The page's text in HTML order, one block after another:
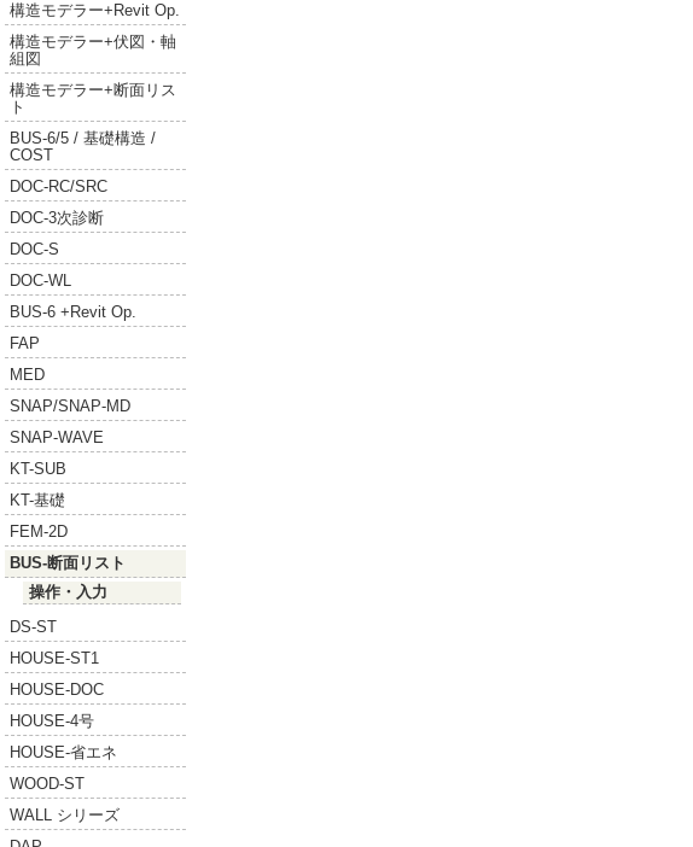
構造モデラー+Revit Op.
構造モデラー+伏図・軸
組図
構造モデラー+断面リス
ト
BUS-6/5 / 基礎構造 /
COST
DOC-RC/SRC
DOC-3次診断
DOC-S
DOC-WL
BUS-6 +Revit Op.
FAP
MED
SNAP/SNAP-MD
SNAP-WAVE
KT-SUB
KT-基礎
FEM-2D
BUS-断面リスト
操作・入力
DS-ST
HOUSE-ST1
HOUSE-DOC
HOUSE-4号
HOUSE-省エネ
WOOD-ST
WALL シリーズ